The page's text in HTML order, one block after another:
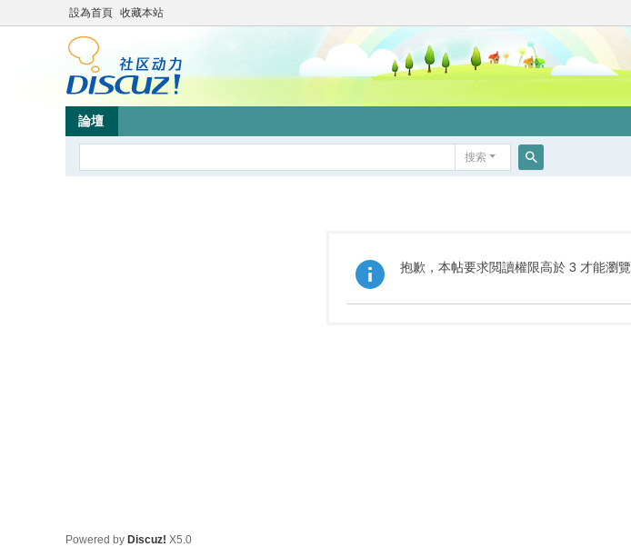
設為首頁 收藏本站
論壇
搜索
抱歉，本帖要求閲讀權限高於 3 才能瀏覽
Powered by Discuz! X5.0